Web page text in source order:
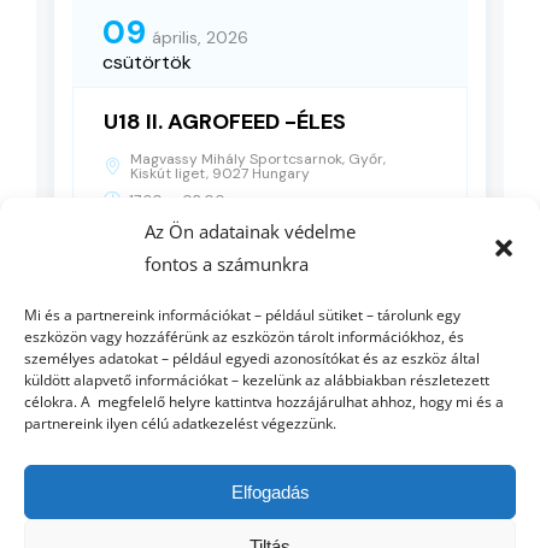
Az Ön adatainak védelme
fontos a számunkra
Mi és a partnereink információkat – például sütiket – tárolunk egy
eszközön vagy hozzáférünk az eszközön tárolt információkhoz, és
személyes adatokat – például egyedi azonosítókat és az eszköz által
küldött alapvető információkat – kezelünk az alábbiakban részletezett
célokra. A megfelelő helyre kattintva hozzájárulhat ahhoz, hogy mi és a
partnereink ilyen célú adatkezelést végezzünk.
Elfogadás
09 április, 2026
csütörtök
U18 II. AGROFEED -ÉLES
Magvassy Mihály Sportcsarnok, Győr,
Kiskút liget, 9027 Hungary
17:30
02:00
RÉSZLETEK